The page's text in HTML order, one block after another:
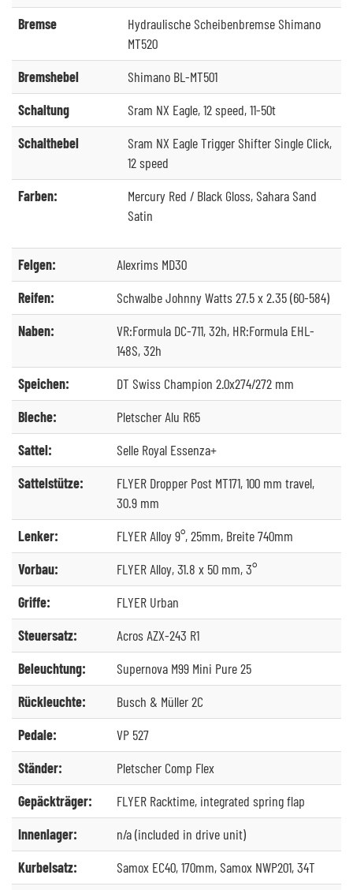
Bremse
Hydraulische Scheibenbremse Shimano
MT520
Bremshebel
Shimano BL-MT501
Schaltung
Sram NX Eagle, 12 speed, 11-50t
Schalthebel
Sram NX Eagle Trigger Shifter Single Click,
12 speed
Farben:
Mercury Red / Black Gloss, Sahara Sand
Satin
Felgen:
Alexrims MD30
Reifen:
Schwalbe Johnny Watts 27.5 x 2.35 (60-584)
Naben:
VR:Formula DC-711, 32h, HR:Formula EHL-
148S, 32h
Speichen:
DT Swiss Champion 2.0x274/272 mm
Bleche:
Pletscher Alu R65
Sattel:
Selle Royal Essenza+
Sattelstütze:
FLYER Dropper Post MT171, 100 mm travel,
30.9 mm
Lenker:
FLYER Alloy 9°, 25mm, Breite 740mm
Vorbau:
FLYER Alloy, 31.8 x 50 mm, 3°
Griffe:
FLYER Urban
Steuersatz:
Acros AZX-243 R1
Beleuchtung:
Supernova M99 Mini Pure 25
Rückleuchte:
Busch & Müller 2C
Pedale:
VP 527
Ständer:
Pletscher Comp Flex
Gepäckträger:
FLYER Racktime, integrated spring flap
Innenlager:
n/a (included in drive unit)
Kurbelsatz:
Samox EC40, 170mm, Samox NWP201, 34T